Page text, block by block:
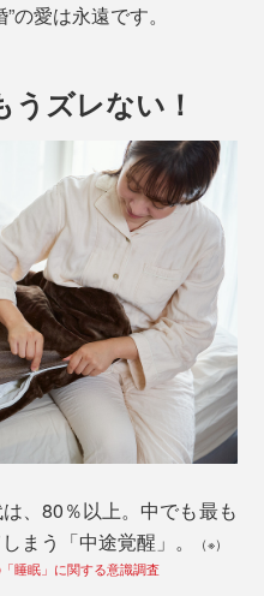
の愛は永遠です。
うズレない！
、80％以上。中でも最も
まう「中途覚醒」。
（※）
睡眠」に関する意識調査